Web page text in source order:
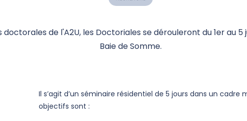
de l'A2U, les Doctoriales se dérouleront du 1er au 5
Baie de Somme.
Il s’agit d’un séminaire résidentiel de 5 jours dans un
objectifs sont :